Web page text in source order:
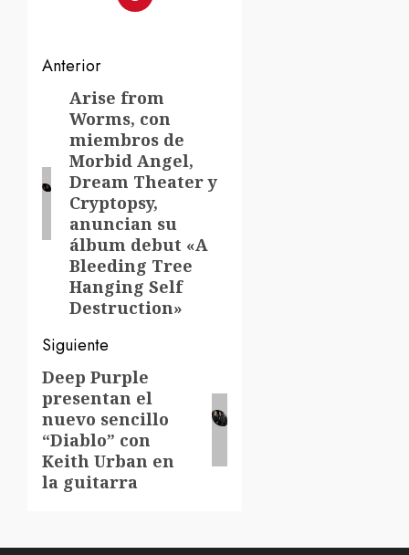
Navegación
de
entradas
Anterior
Entrada
anterior:
Arise from
Worms, con
miembros de
Morbid Angel,
Dream Theater y
Cryptopsy,
anuncian su
álbum debut «A
Bleeding Tree
Hanging Self
Destruction»
Siguiente
Siguiente
entrada:
Deep Purple
presentan el
nuevo sencillo
“Diablo” con
Keith Urban en
la guitarra